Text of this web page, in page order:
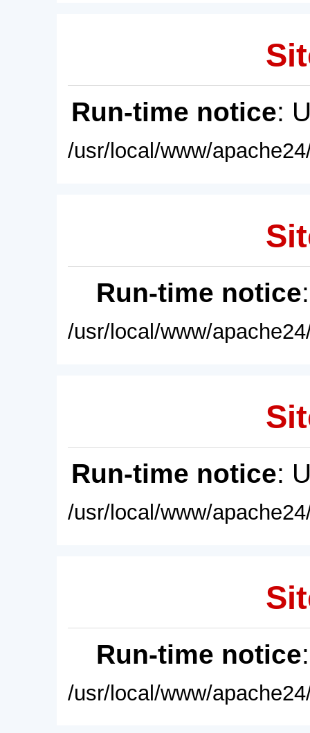
Run-time notice:
/usr/local/www/
Run-time notice
/usr/local/www/
Run-time notice:
/usr/local/www/
Run-time notice
/usr/local/www/